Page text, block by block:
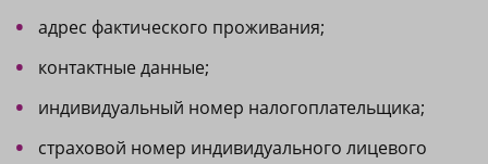
адрес фактического проживания;
контактные данные;
индивидуальный номер налогоплательщика;
страховой номер индивидуального лицевого